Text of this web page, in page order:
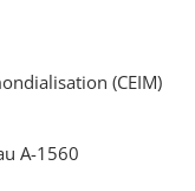
(CEIM)
A-1560